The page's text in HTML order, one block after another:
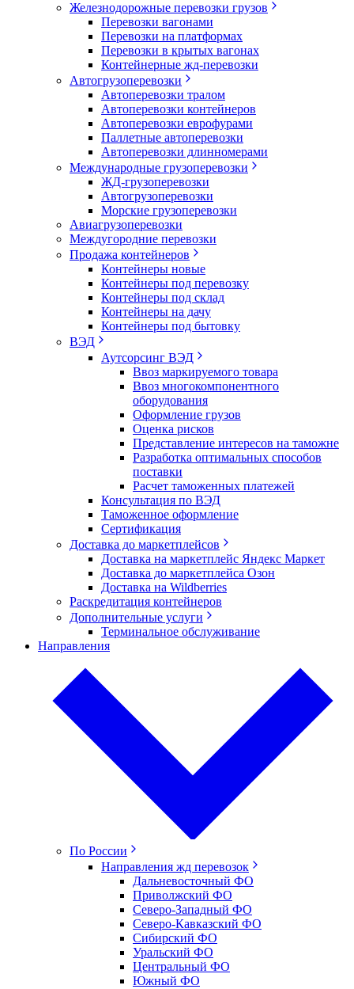
Железнодорожные перевозки грузов
Перевозки вагонами
Перевозки на платформах
Перевозки в крытых вагонах
Контейнерные жд-перевозки
Автогрузоперевозки
Автоперевозки тралом
Автоперевозки контейнеров
Автоперевозки еврофурами
Паллетные автоперевозки
Автоперевозки длинномерами
Международные грузоперевозки
ЖД-грузоперевозки
Автогрузоперевозки
Морские грузоперевозки
Авиагрузоперевозки
Междугородние перевозки
Продажа контейнеров
Контейнеры новые
Контейнеры под перевозку
Контейнеры под склад
Контейнеры на дачу
Контейнеры под бытовку
ВЭД
Аутсорсинг ВЭД
Ввоз маркируемого товара
Ввоз многокомпонентного
оборудования
Оформление грузов
Оценка рисков
Представление интересов на таможне
Разработка оптимальных способов
поставки
Расчет таможенных платежей
Консультация по ВЭД
Таможенное оформление
Сертификация
Доставка до маркетплейсов
Доставка на маркетплейс Яндекс Маркет
Доставка до маркетплейса Озон
Доставка на Wildberries
Раскредитация контейнеров
Дополнительные услуги
Терминальное обслуживание
Направления
По России
Направления жд перевозок
Дальневосточный ФО
Приволжский ФО
Северо-Западный ФО
Северо-Кавказский ФО
Сибирский ФО
Уральский ФО
Центральный ФО
Южный ФО